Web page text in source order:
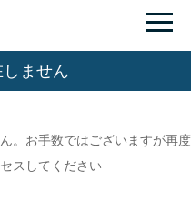
ません
。お手数ではございますが再度
スしてください